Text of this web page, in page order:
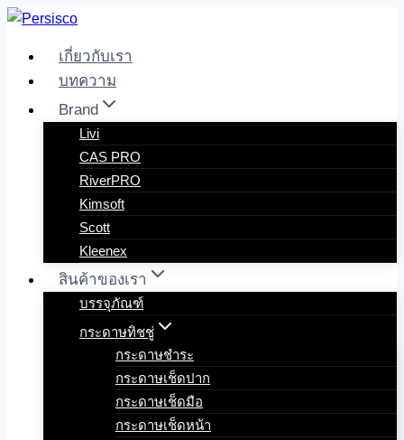
Skip
content
เกี่ยวกับเรา
บทความ
Brand
Livi
CAS PRO
RiverPRO
Kimsoft
Scott
Kleenex
สินค้าของเรา
บรรจุภัณฑ์
กระดาษทิชชู่
กระดาษชำระ
กระดาษเช็ดปาก
กระดาษเช็ดมือ
กระดาษเช็ดหน้า